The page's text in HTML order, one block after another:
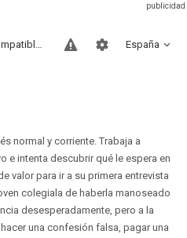
España
Sitios compatibles
normal y corriente. Trabaja a
e intenta descubrir qué le espera en
valor para ir a su primera entrevista
colegiala de haberla manoseado
desesperadamente, pero a la
una confesión falsa, pagar una